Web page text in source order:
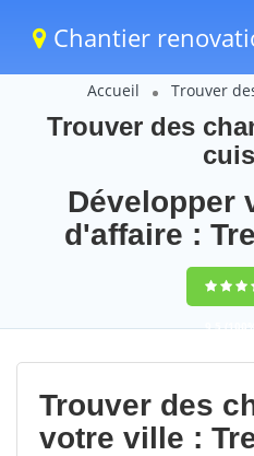
Chantier
Accueil Trouver
Trouver des
Développer
d'affaire :
9,5
Trouver des
votre ville :